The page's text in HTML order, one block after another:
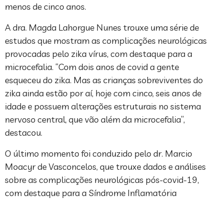
menos de cinco anos.
A dra. Magda Lahorgue Nunes trouxe uma série de
estudos que mostram as complicações neurológicas
provocadas pelo zika vírus, com destaque para a
microcefalia. “Com dois anos de covid a gente
esqueceu do zika. Mas as crianças sobreviventes do
zika ainda estão por aí, hoje com cinco, seis anos de
idade e possuem alterações estruturais no sistema
nervoso central, que vão além da microcefalia”,
destacou.
O último momento foi conduzido pelo dr. Marcio
Moacyr de Vasconcelos, que trouxe dados e análises
sobre as complicações neurológicas pós-covid-19,
com destaque para a Síndrome Inflamatória